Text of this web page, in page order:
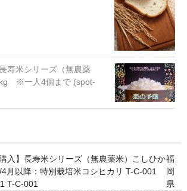
寿米シリーズ（無農薬
※一人4個まで (spot-
購入】長寿米シリーズ（無農薬米）こしひか
4月以降：特別栽培米コシヒカリ T-C-001
T-C-001
福
岡
県